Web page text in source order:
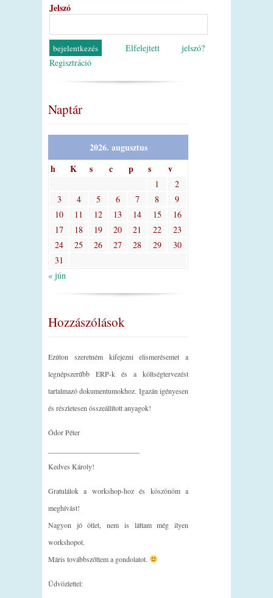
Jelszó
Elfelejtett jelszó?
Regisztráció
Naptár
2026. augusztus
h
K s c p s v
1
2
3
4 5 6 7 8
9
10
11 12 13 14 15
16
17
18 19 20 21 22
23
24
25 26 27 28 29
30
31
« jún
Hozzászólások
Ezúton szeretném kifejezni elismerésemet a
legnépszerűbb ERP-k és a költségtervezést
tartalmazó dokumentumokhoz. Igazán igényesen
és részletesen összeállított anyagok!
Ódor Péter
Kedves Károly!
Gratulálok a workshop-hoz és köszönöm a
meghívást!
Nagyon jó ötlet, nem is láttam még ilyen
workshopot.
Máris továbbszőttem a gondolatot.
Üdvözlettel: